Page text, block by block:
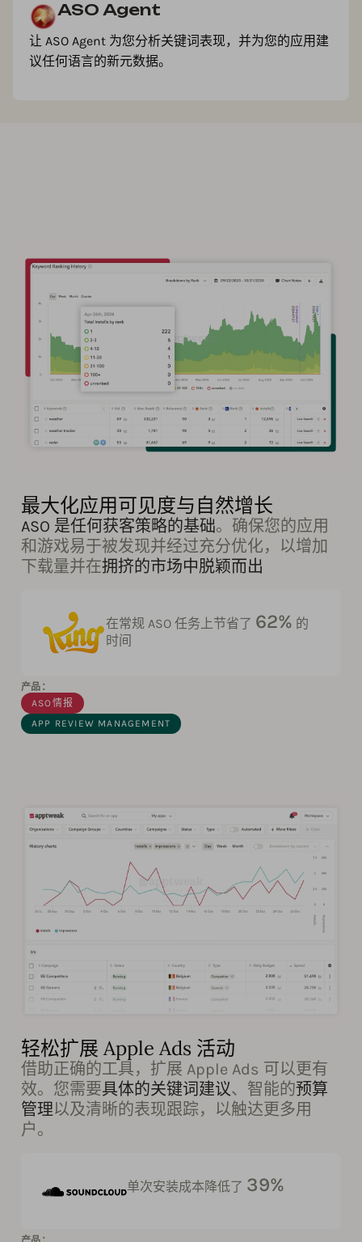
ASO Agent
让 ASO Agent 为您分析关键词表现，并为您的应用建
议任何语言的新元数据。
最大化应用可见度与自然增长
ASO 是任何获客策略的基础。确保您的应用
和游戏易于被发现并经过充分优化，以增加
下载量并在拥挤的市场中脱颖而出
在常规 ASO 任务上节省了 62% 的
时间
产品：
ASO情报
APP REVIEW MANAGEMENT
轻松扩展 Apple Ads 活动
借助正确的工具，扩展 Apple Ads 可以更有
效。您需要具体的关键词建议、智能的预算
管理以及清晰的表现跟踪，以触达更多用
户。
单次安装成本降低了 39%